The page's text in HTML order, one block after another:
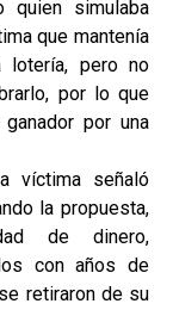
quien simulaba
que mantenía
pero no
por lo que
por una
víctima señaló
la propuesta,
de dinero,
con años de
retiraron de su